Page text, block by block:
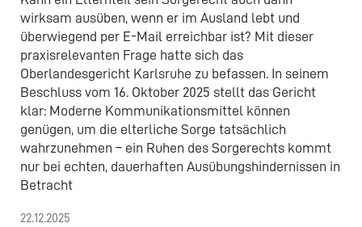
wirksam ausüben, wenn er im Ausland lebt und
überwiegend per E-Mail erreichbar ist? Mit dieser
praxisrelevanten Frage hatte sich das
Oberlandesgericht Karlsruhe zu befassen. In seinem
Beschluss vom 16. Oktober 2025 stellt das Gericht
klar: Moderne Kommunikationsmittel können
genügen, um die elterliche Sorge tatsächlich
wahrzunehmen – ein Ruhen des Sorgerechts kommt
nur bei echten, dauerhaften Ausübungshindernissen in
Betracht
22.12.2025